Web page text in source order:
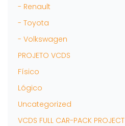
- Renault
- Toyota
- Volkswagen
PROJETO VCDS
Físico
Lógico
Uncategorized
VCDS FULL CAR-PACK PROJECT